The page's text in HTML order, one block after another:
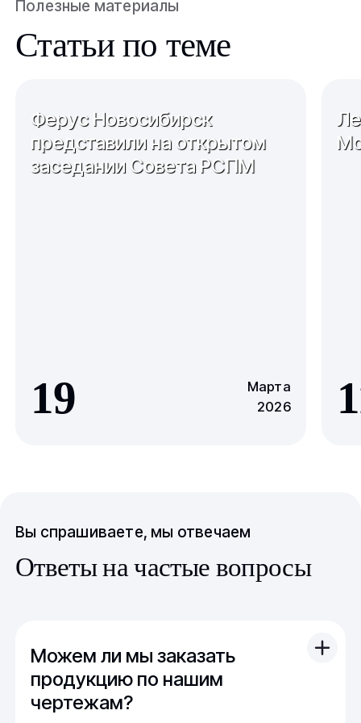
Полезные материалы
Статьи по теме
Ферус Новосибирск
представили на открытом
заседании Совета РСПМ
19
Марта
2026
Вы спрашиваете, мы отвечаем
Ответы на частые вопросы
Можем ли мы заказать
продукцию по нашим
чертежам?